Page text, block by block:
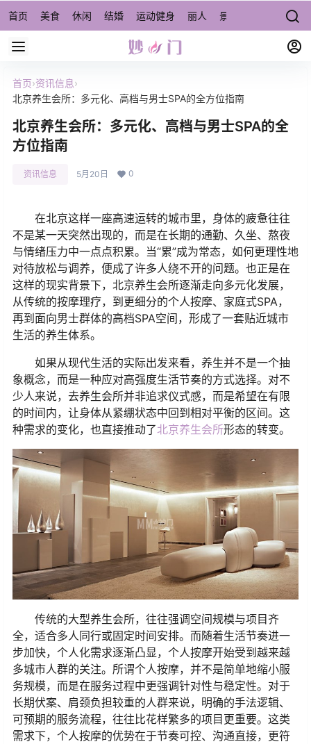
首页 美食 休闲 结婚 运动健身 丽人 景点/周边游 宠物
首页›资讯信息›
北京养生会所：多元化、高档与男士SPA的全方位指南
北京养生会所：多元化、高档与男士SPA的全
方位指南
资讯信息 5月20日 0
在北京这样一座高速运转的城市里，身体的疲惫往往
不是某一天突然出现的，而是在长期的通勤、久坐、熬夜
与情绪压力中一点点积累。当“累”成为常态，如何更理性地
对待放松与调养，便成了许多人绕不开的问题。也正是在
这样的现实背景下，北京养生会所逐渐走向多元化发展，
从传统的按摩理疗，到更细分的个人按摩、家庭式SPA，
再到面向男士群体的高档SPA空间，形成了一套贴近城市
生活的养生体系。
如果从现代生活的实际出发来看，养生并不是一个抽
象概念，而是一种应对高强度生活节奏的方式选择。对不
少人来说，去养生会所并非追求仪式感，而是希望在有限
的时间内，让身体从紧绷状态中回到相对平衡的区间。这
种需求的变化，也直接推动了北京养生会所形态的转变。
传统的大型养生会所，往往强调空间规模与项目齐
全，适合多人同行或固定时间安排。而随着生活节奏进一
步加快，个人化需求逐渐凸显，个人按摩开始受到越来越
多城市人群的关注。所谓个人按摩，并不是简单地缩小服
务规模，而是在服务过程中更强调针对性与稳定性。对于
长期伏案、肩颈负担较重的人群来说，明确的手法逻辑、
可预期的服务流程，往往比花样繁多的项目更重要。这类
需求下，个人按摩的优势在于节奏可控、沟通直接，更符